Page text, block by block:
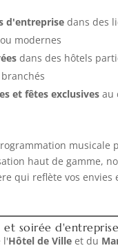
d'entreprisedans des
modernes
dans des hôtels
et fêtes exclusivesau
musicale
haut de gamme,
qui reflète vos envies
et soirée
l'Hôtel de Villeet du